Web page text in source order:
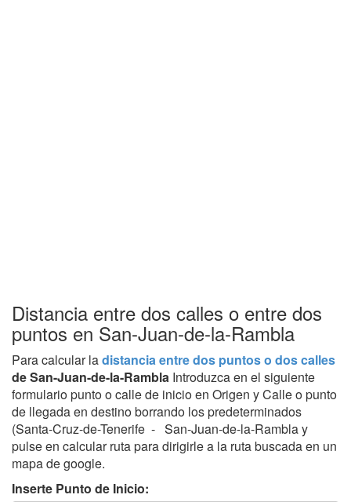
Distancia entre dos calles o entre dos
puntos en San-Juan-de-la-Rambla
Para calcular ladistancia entre dos puntos o dos calles
de San-Juan-de-la-Rambla Introduzca en el siguiente
formulario punto o calle de inicio en Origen y Calle o punto
de llegada en destino borrando los predeterminados
(Santa-Cruz-de-Tenerife - San-Juan-de-la-Rambla y
pulse en calcular ruta para dirigirle a la ruta buscada en un
mapa de google.
Inserte Punto de Inicio: